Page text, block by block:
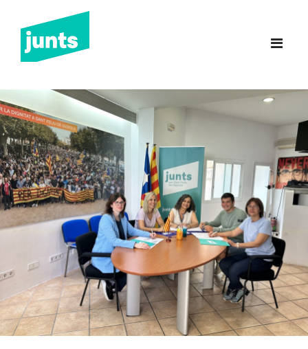
Junts Sant Feliu de
Guíxols
INICI
CANDIDATURA 2023
NOTÍCIES
BUTLLETINS
INCIDÈNCIES
CONTACTE